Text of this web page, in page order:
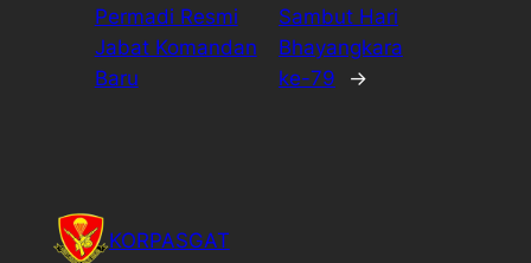
Permadi Resmi
Jabat Komandan
Baru
Sambut Hari
Bhayangkara
ke-79
→
KORPASGAT